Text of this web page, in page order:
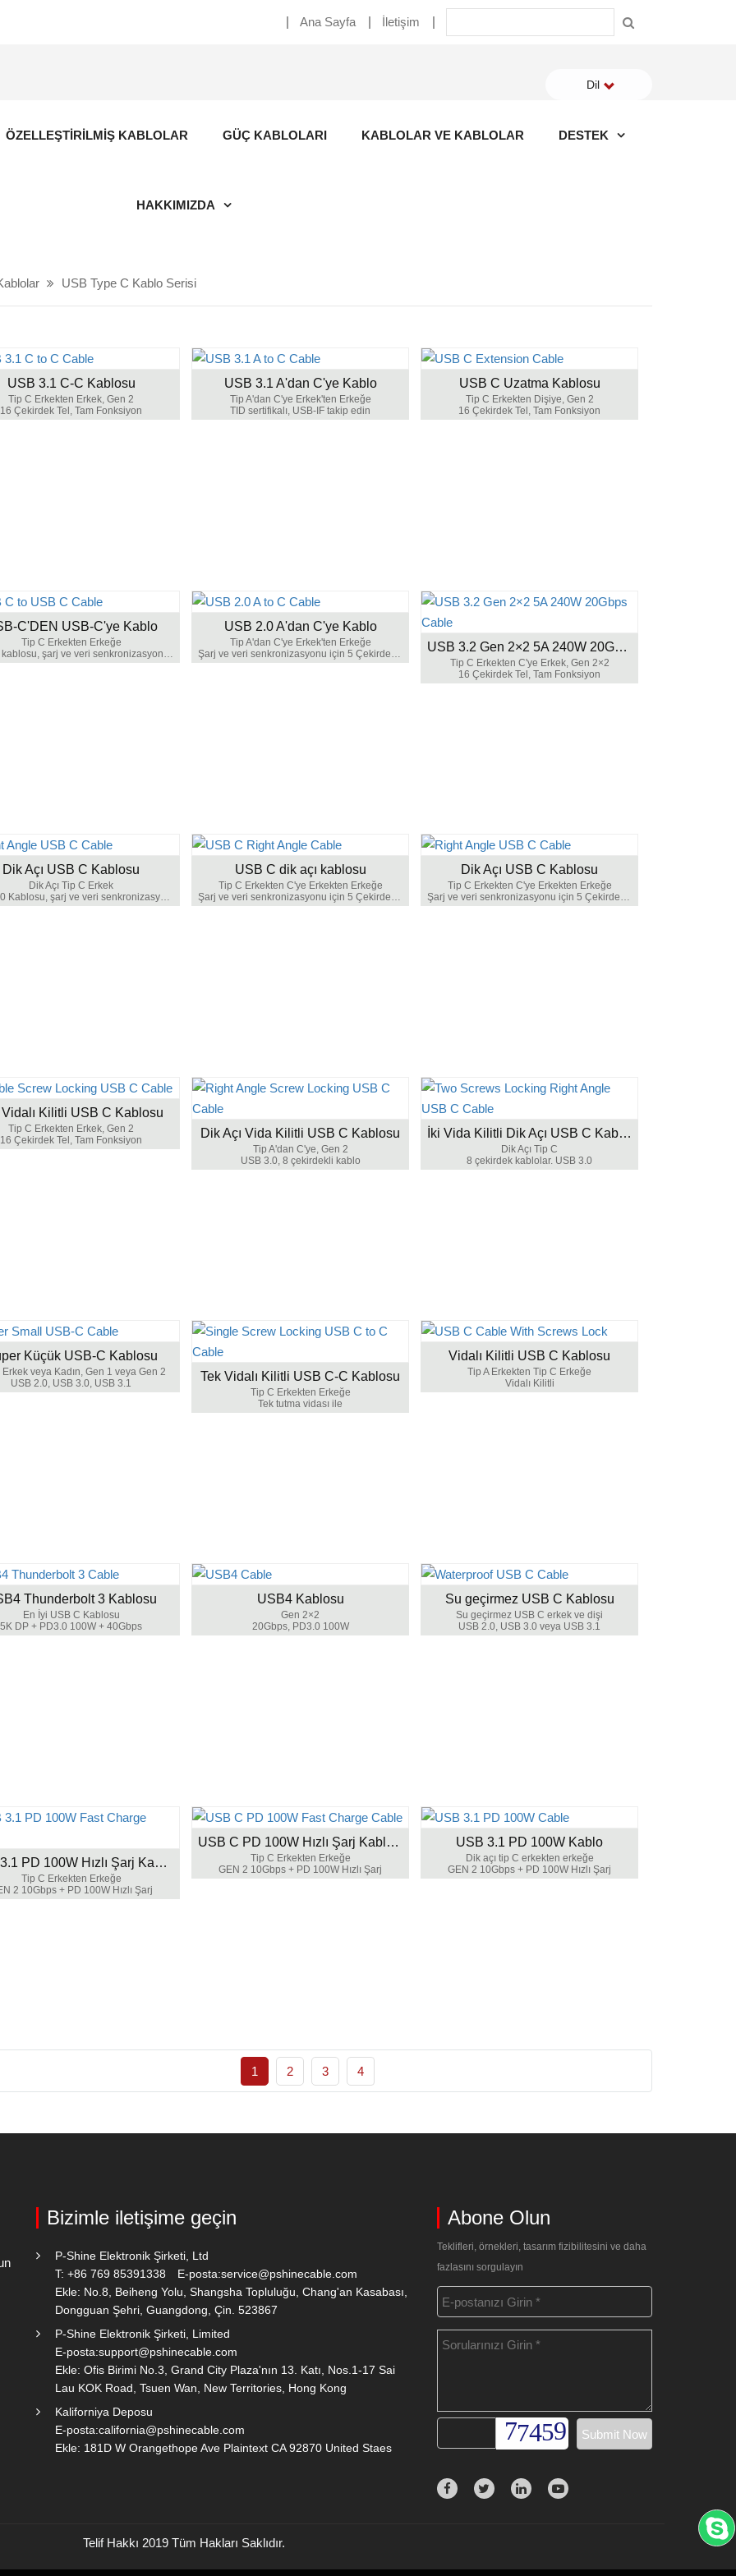
Ana Sayfa İletişim
Dil
ÖZELLEŞTIRILMIŞ KABLOLAR GÜÇ KABLOLARI KABLOLAR VE KABLOLAR DESTEK
HAKKIMIZDA
USB Type C Kablo Serisi
USB 3.1 C-C Kablosu
Tip C Erkekten Erkek, Gen 2
16 Çekirdek Tel, Tam Fonksiyon
USB 3.1 A'dan C'ye Kablo
Tip A'dan C'ye Erkek'ten Erkeğe
TID sertifikalı, USB-IF takip edin
USB C Uzatma Kablosu
Tip C Erkekten Dişiye, Gen 2
16 Çekirdek Tel, Tam Fonksiyon
C'DEN USB-C'ye Kablo
Tip C Erkekten Erkeğe
USB C kablosu, şarj ve veri senkronizasyonu için
USB 2.0 A'dan C'ye Kablo
Tip A'dan C'ye Erkek'ten Erkeğe
Şarj ve veri senkronizasyonu için 5 Çekirdek Kablo
USB 3.2 Gen 2×2 5A 240W 20Gbps Kablo
Tip C Erkekten C'ye Erkek, Gen 2×2
16 Çekirdek Tel, Tam Fonksiyon
Dik Açı USB C Kablosu
Dik Açı Tip C Erkek
USB 2.0 Kablosu, şarj ve veri senkronizasyonu için
USB C dik açı kablosu
Tip C Erkekten C'ye Erkekten Erkeğe
Şarj ve veri senkronizasyonu için 5 Çekirdek Kablo
Dik Açı USB C Kablosu
Tip C Erkekten C'ye Erkekten Erkeğe
Şarj ve veri senkronizasyonu için 5 Çekirdek Kablo
Kilitli USB C Kablosu
Tip C Erkekten Erkek, Gen 2
16 Çekirdek Tel, Tam Fonksiyon
Dik Açı Vida Kilitli USB C Kablosu
Tip A'dan C'ye, Gen 2
USB 3.0, 8 çekirdekli kablo
İki Vida Kilitli Dik Açı USB C Kablosu
Dik Açı Tip C
8 çekirdek kablolar. USB 3.0
Küçük USB-C Kablosu
veya Kadın, Gen 1 veya Gen 2
USB 2.0, USB 3.0, USB 3.1
Tek Vidalı Kilitli USB C-C Kablosu
Tip C Erkekten Erkeğe
Tek tutma vidası ile
Vidalı Kilitli USB C Kablosu
Tip A Erkekten Tip C Erkeğe
Vidalı Kilitli
Thunderbolt 3 Kablosu
En İyi USB C Kablosu
5K DP + PD3.0 100W + 40Gbps
USB4 Kablosu
Gen 2×2
20Gbps, PD3.0 100W
Su geçirmez USB C Kablosu
Su geçirmez USB C erkek ve dişi
USB 2.0, USB 3.0 veya USB 3.1
USB 3.1 PD 100W Hızlı Şarj Kablosu
Tip C Erkekten Erkeğe
2 10Gbps + PD 100W Hızlı Şarj
USB C PD 100W Hızlı Şarj Kablosu
Tip C Erkekten Erkeğe
GEN 2 10Gbps + PD 100W Hızlı Şarj
USB 3.1 PD 100W Kablo
Dik açı tip C erkekten erkeğe
GEN 2 10Gbps + PD 100W Hızlı Şarj
1 2 3 4
Bizimle iletişime geçin
P-Shine Elektronik Şirketi, Ltd
T: +86 769 85391338
E-posta:service@pshinecable.com
Ekle: No.8, Beiheng Yolu, Shangsha Topluluğu, Chang'an Kasabası,
Dongguan Şehri, Guangdong, Çin. 523867
P-Shine Elektronik Şirketi, Limited
E-posta:support@pshinecable.com
Ekle: Ofis Birimi No.3, Grand City Plaza'nın 13. Katı, Nos.1-17 Sai
Lau KOK Road, Tsuen Wan, New Territories, Hong Kong
Kaliforniya Deposu
E-posta:california@pshinecable.com
Ekle: 181D W Orangethope Ave Plaintext CA 92870 United Staes
Abone Olun
Teklifleri, örnekleri, tasarım fizibilitesini ve daha
fazlasını sorgulayın
Telif Hakkı 2019 Tüm Hakları Saklıdır.